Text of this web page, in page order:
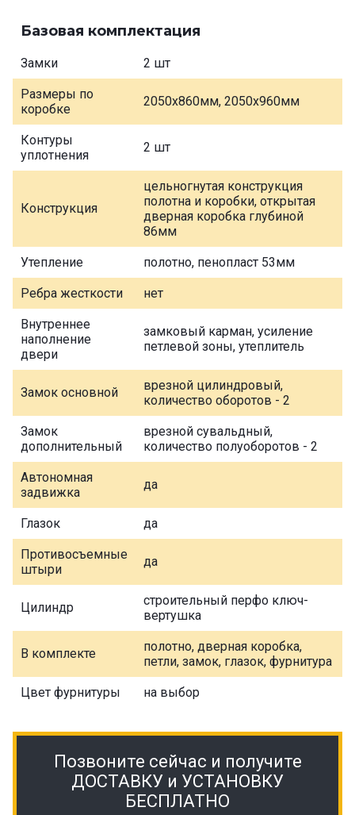
Базовая комплектация
Замки 2 шт
Размеры по
коробке
2050х860мм, 2050х960мм
Контуры
уплотнения
2 шт
Конструкция
цельногнутая конструкция
полотна и коробки, открытая
дверная коробка глубиной
86мм
Утепление полотно, пенопласт 53мм
Ребра жесткости нет
Внутреннее
наполнение
двери
замковый карман, усиление
петлевой зоны, утеплитель
Замок основной
врезной цилиндровый,
количество оборотов - 2
Замок
дополнительный
врезной сувальдный,
количество полуоборотов - 2
Автономная
задвижка
да
Глазок да
Противосъемные
штыри
да
Цилиндр
строительный перфо ключ-
вертушка
В комплекте
полотно, дверная коробка,
петли, замок, глазок, фурнитура
Цвет фурнитуры на выбор
Позвоните сейчас и получите
ДОСТАВКУ и УСТАНОВКУ
БЕСПЛАТНО